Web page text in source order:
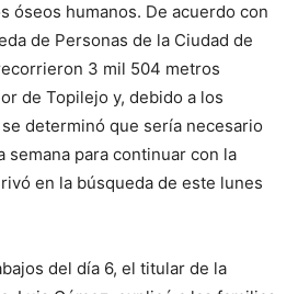
óseos humanos. De acuerdo con
de Personas de la Ciudad de
3 mil 504 metros
de Topilejo y, debido a los
determinó que sería necesario
semana para continuar con la
en la búsqueda de este lunes
del día 6, el titular de la